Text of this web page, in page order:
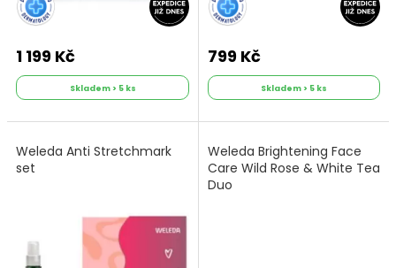
1 199 Kč
Skladem > 5 ks
799 Kč
Skladem > 5 ks
Weleda Anti Stretchmark
set
Weleda Brightening Face
Care Wild Rose & White Tea
Duo